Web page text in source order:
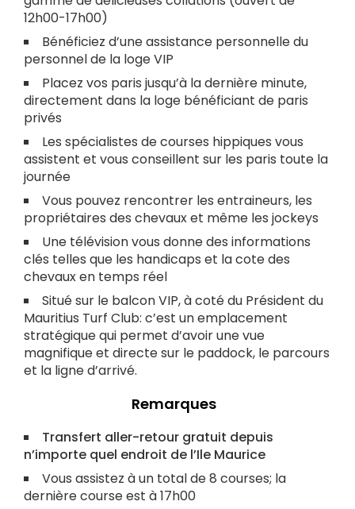
12h00-17h00)
Bénéficiez d’une assistance personnelle du
personnel de la loge VIP
Placez vos paris jusqu’à la dernière minute,
directement dans la loge bénéficiant de paris
privés
Les spécialistes de courses hippiques vous
assistent et vous conseillent sur les paris toute la
journée
Vous pouvez rencontrer les entraineurs, les
propriétaires des chevaux et même les jockeys
Une télévision vous donne des informations
clés telles que les handicaps et la cote des
chevaux en temps réel
Situé sur le balcon VIP, à coté du Président du
Mauritius Turf Club: c’est un emplacement
stratégique qui permet d’avoir une vue
magnifique et directe sur le paddock, le parcours
et la ligne d’arrivé.
Remarques
Transfert aller-retour gratuit depuis
n’importe quel endroit de l’Ile Maurice
Vous assistez à un total de 8 courses; la
dernière course est à 17h00